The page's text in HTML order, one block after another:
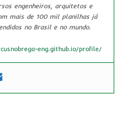
engenheiros, arquitetos e
mais de 100 mil planilhas já
no Brasil e no mundo.
eng.github.io/profile/